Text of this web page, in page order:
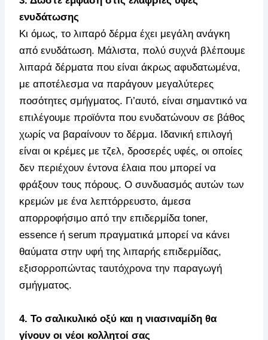
ενυδάτωσης
Κι όμως, το λιπαρό δέρμα έχει μεγάλη ανάγκη
από ενυδάτωση. Μάλιστα, πολύ συχνά βλέπουμε
λιπαρά δέρματα που είναι άκρως αφυδατωμένα,
με αποτέλεσμα να παράγουν μεγαλύτερες
ποσότητες σμήγματος. Γι’αυτό, είναι σημαντικό να
επιλέγουμε προϊόντα που ενυδατώνουν σε βάθος
χωρίς να βαραίνουν το δέρμα. Ιδανική επιλογή
είναι οι κρέμες με τζελ, δροσερές υφές, οι οποίες
δεν περιέχουν έντονα έλαια που μπορεί να
φράξουν τους πόρους. Ο συνδυασμός αυτών των
κρεμών με ένα λεπτόρρευστο, άμεσα
απορροφήσιμο από την επιδερμίδα toner,
essence ή serum πραγματικά μπορεί να κάνει
θαύματα στην υφή της λιπαρής επιδερμίδας,
εξισορροπώντας ταυτόχρονα την παραγωγή
σμήγματος.
4. Το σαλικυλικό οξύ και η νιασιναμίδη θα
γίνουν οι νέοι κολλητοί σας